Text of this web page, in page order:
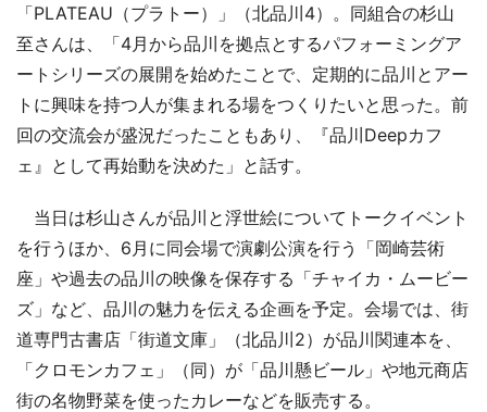
「PLATEAU（プラトー）」（北品川4）。同組合の杉山
至さんは、「4月から品川を拠点とするパフォーミングア
ートシリーズの展開を始めたことで、定期的に品川とアー
トに興味を持つ人が集まれる場をつくりたいと思った。前
回の交流会が盛況だったこともあり、『品川Deepカフ
ェ』として再始動を決めた」と話す。
当日は杉山さんが品川と浮世絵についてトークイベント
を行うほか、6月に同会場で演劇公演を行う「岡崎芸術
座」や過去の品川の映像を保存する「チャイカ・ムービー
ズ」など、品川の魅力を伝える企画を予定。会場では、街
道専門古書店「街道文庫」（北品川2）が品川関連本を、
「クロモンカフェ」（同）が「品川懸ビール」や地元商店
街の名物野菜を使ったカレーなどを販売する。